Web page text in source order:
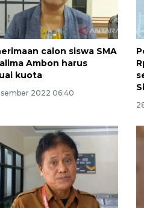
calon siswa SMA
Ambon harus
kuota
2022 06:40
2026-08-06